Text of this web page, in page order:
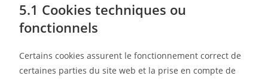
5.1 Cookies techniques ou
fonctionnels
Certains cookies assurent le fonctionnement correct de
certaines parties du site web et la prise en compte de